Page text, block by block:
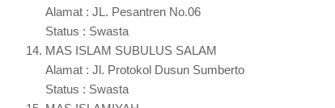
Alamat : JL. Pesantren No.06
Status : Swasta
MAS ISLAM SUBULUS SALAM
Alamat : Jl. Protokol Dusun Sumberto
Status : Swasta